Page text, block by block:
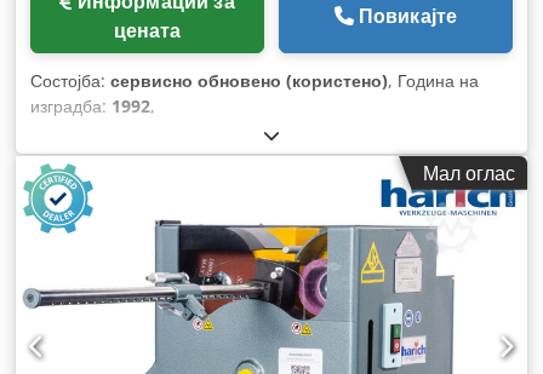
цената
Повикајте
Состојба: сервисно обновено (користено), Година на
изградба: 1992,
Мал оглас